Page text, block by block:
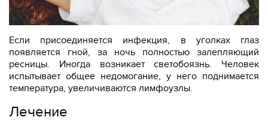
Если присоединяется инфекция, в уголках глаз
появляется гной, за ночь полностью залепляющий
ресницы. Иногда возникает светобоязнь. Человек
испытывает общее недомогание, у него поднимается
температура, увеличиваются лимфоузлы.
Лечение